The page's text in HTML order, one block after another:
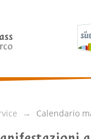
Calendario